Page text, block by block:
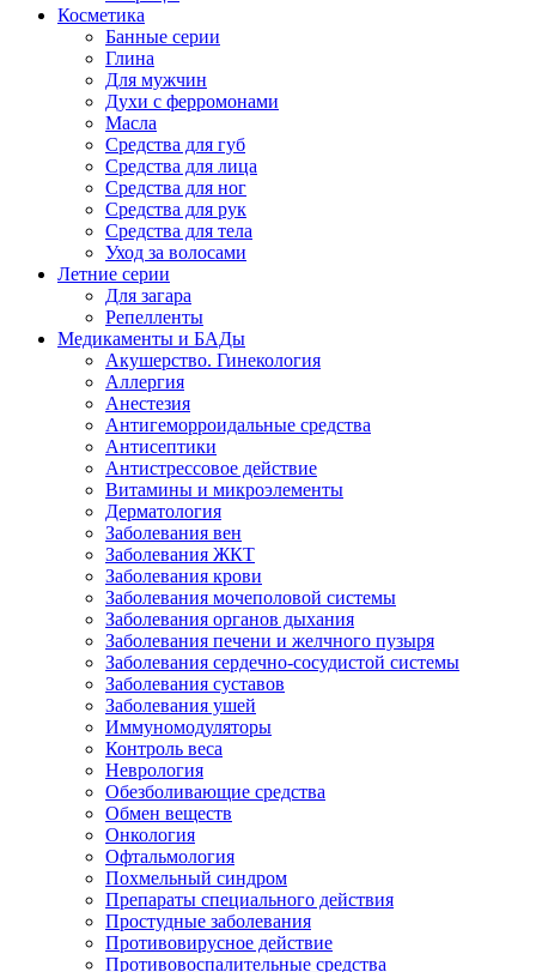
Косметика
Банные серии
Глина
Для мужчин
Духи с ферромонами
Масла
Средства для губ
Средства для лица
Средства для ног
Средства для рук
Средства для тела
Уход за волосами
Летние серии
Для загара
Репелленты
Медикаменты и БАДы
Акушерство. Гинекология
Аллергия
Анестезия
Антигеморроидальные средства
Антисептики
Антистрессовое действие
Витамины и микроэлементы
Дерматология
Заболевания вен
Заболевания ЖКТ
Заболевания крови
Заболевания мочеполовой системы
Заболевания органов дыхания
Заболевания печени и желчного пузыря
Заболевания сердечно-сосудистой системы
Заболевания суставов
Заболевания ушей
Иммуномодуляторы
Контроль веса
Неврология
Обезболивающие средства
Обмен веществ
Онкология
Офтальмология
Похмельный синдром
Препараты специального действия
Простудные заболевания
Противовирусное действие
Противовоспалительные средства